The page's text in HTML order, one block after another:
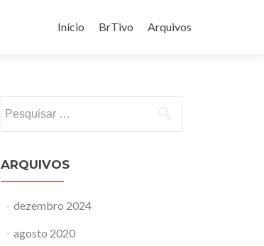
para
Início BrTivo Arquivos
por:
ARQUIVOS
dezembro 2024
agosto 2020